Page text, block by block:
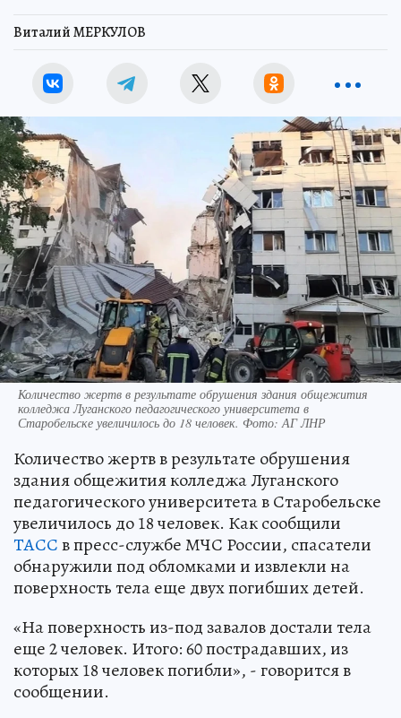
Виталий МЕРКУЛОВ
Количество жертв в результате обрушения здания общежития
колледжа Луганского педагогического университета в
Старобельске увеличилось до 18 человек. Фото: АГ ЛНР
Количество жертв в результате обрушения
здания общежития колледжа Луганского
педагогического университета в Старобельске
увеличилось до 18 человек. Как сообщили
ТАССв пресс-службе МЧС России, спасатели
обнаружили под обломками и извлекли на
поверхность тела еще двух погибших детей.
«На поверхность из-под завалов достали тела
еще 2 человек. Итого: 60 пострадавших, из
которых 18 человек погибли», - говорится в
сообщении.